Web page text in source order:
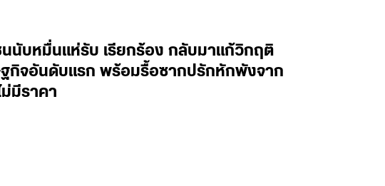
นนับหมื่นแห่รับ เรียกร้อง กลับมาแก้วิกฤติ
ฐกิจอันดับแรก พร้อมรื้อซากปรักหักพังจาก
มีราคา